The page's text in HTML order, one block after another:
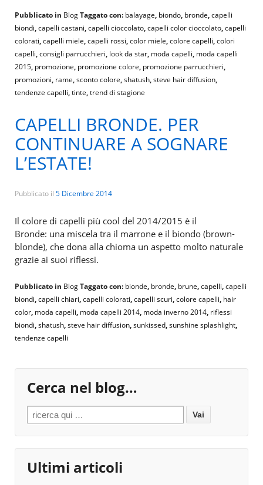
Pubblicato in BlogTaggato con: balayage, biondo, bronde,capelli
biondi,capelli castani,capelli cioccolato,capelli color cioccolato,capelli
colorati,capelli miele,capelli rossi,color miele,colore capelli,colori
capelli,consigli parrucchieri, look da star, moda capelli, moda capelli
2015, promozione, promozione colore, promozione parrucchieri,
promozioni, rame,sconto colore,shatush,steve hair diffusion,
tendenze capelli,tinte,trend di stagione
CAPELLI BRONDE. PER
CONTINUARE A SOGNARE
L’ESTATE!
Pubblicato il 5 Dicembre 2014
Il colore di capelli più cool del 2014/2015 è il
Bronde: una miscela tra il marrone e il biondo (brown-
blonde), che dona alla chioma un aspetto molto naturale
grazie ai suoi riflessi.
Pubblicato in BlogTaggato con: bionde, bronde, brune,capelli,capelli
biondi,capelli chiari,capelli colorati,capelli scuri,colore capelli, hair
color, moda capelli, moda capelli 2014, moda inverno 2014, riflessi
biondi,shatush,steve hair diffusion,sunkissed,sunshine splashlight,
tendenze capelli
Cerca nel blog…
Search for:
Ultimi articoli